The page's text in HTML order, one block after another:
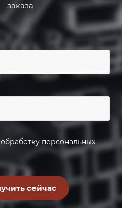
заказа
обработку персональных